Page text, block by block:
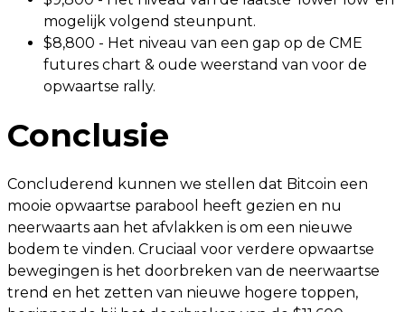
mogelijk volgend steunpunt.
$8,800 - Het niveau van een gap op de CME
futures chart & oude weerstand van voor de
opwaartse rally.
Conclusie
Concluderend kunnen we stellen dat Bitcoin een
mooie opwaartse parabool heeft gezien en nu
neerwaarts aan het afvlakken is om een nieuwe
bodem te vinden. Cruciaal voor verdere opwaartse
bewegingen is het doorbreken van de neerwaartse
trend en het zetten van nieuwe hogere toppen,